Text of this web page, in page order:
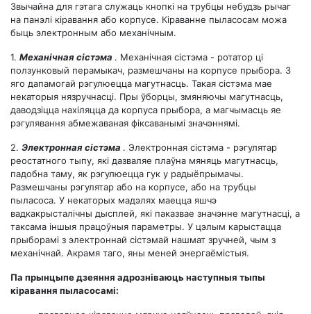
Звычайна для гэтага служаць кнопкі на трубцы небудзь рычаг
на панэлі кіравання або корпусе. Кіраванне пыласосам можа
быць электронным або механічным.
1. Механічная сістэма . Механічная сістэма - ротатор ці
ползунковый перамыкач, размешчаны на корпусе прыбора. З
яго дапамогай рэгулюецца магутнасць. Такая сістэма мае
некаторыя нязручнасці. Пры ўборцы, змяняючы магутнасць,
даводзіцца нахіляцца да корпуса прыбора, а магчымасць яе
рэгулявання абмежаваная фіксаванымі значэннямі.
2. Электронная сістэма . Электронная сістэма - рэгулятар
реостатного тыпу, які дазваляе плаўна мяняць магутнасць,
падобна таму, як рэгулюецца гук у радыёпрымачы.
Размешчаны рэгулятар або на корпусе, або на трубцы
пыласоса. У некаторых мадэлях маецца яшчэ
вадкакрысталічны дысплей, які паказвае значэнне магутнасці, а
таксама іншыя працоўныя параметры. У цэлым карыстацца
прыборамі з электроннай сістэмай нашмат зручней, чым з
механічнай. Акрамя таго, яны меней энергаёмістыя.
Па прынцыпе дзеяння адрозніваюць наступныя тыпы
кіравання пыласосамі: